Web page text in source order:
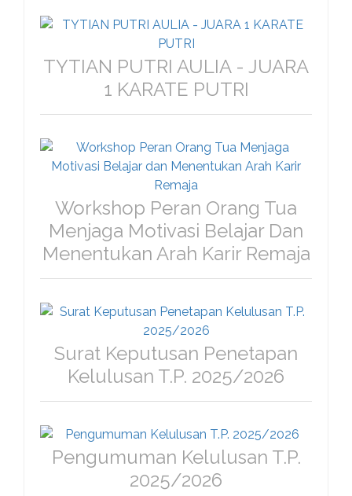
TYTIAN PUTRI AULIA - JUARA
1 KARATE PUTRI
Workshop Peran Orang Tua
Menjaga Motivasi Belajar Dan
Menentukan Arah Karir Remaja
Surat Keputusan Penetapan
Kelulusan T.P. 2025/2026
Pengumuman Kelulusan T.P.
2025/2026